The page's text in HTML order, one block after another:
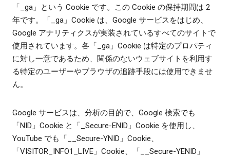
「_ga」という Cookie です。この Cookie の保持期間は 2
年です。「_ga」Cookie は、Google サービスをはじめ、
Google アナリティクスが実装されているすべてのサイトで
使用されています。各「_ga」Cookie は特定のプロパティ
に対し一意であるため、関係のないウェブサイトを利用す
る特定のユーザーやブラウザの追跡手段には使用できませ
ん。
Google サービスは、分析の目的で、Google 検索でも
「NID」Cookie と「_Secure-ENID」Cookie を使用し、
YouTube でも「__Secure-YNID」Cookie、
「VISITOR_INFO1_LIVE」Cookie、「__Secure-YENID」